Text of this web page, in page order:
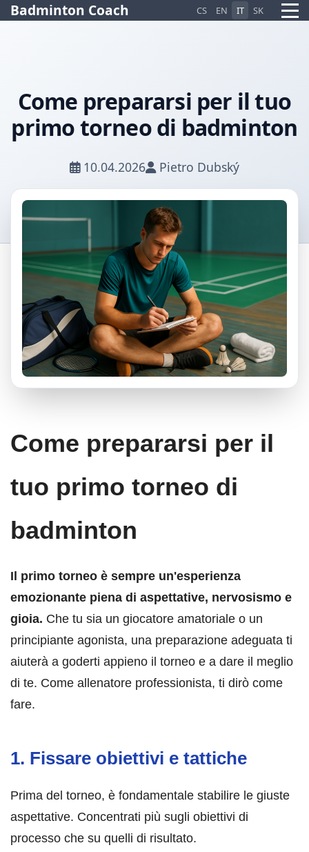
Badminton Coach CS EN IT SK
Come prepararsi per il tuo
primo torneo di badminton
10.04.2026 Pietro Dubský
Come prepararsi per il
tuo primo torneo di
badminton
Il primo torneo è sempre un'esperienza
emozionante piena di aspettative, nervosismo e
gioia. Che tu sia un giocatore amatoriale o un
principiante agonista, una preparazione adeguata ti
aiuterà a goderti appieno il torneo e a dare il meglio
di te. Come allenatore professionista, ti dirò come
fare.
1. Fissare obiettivi e tattiche
Prima del torneo, è fondamentale stabilire le giuste
aspettative. Concentrati più sugli obiettivi di
processo che su quelli di risultato.
Pietro AI Asistent
Online